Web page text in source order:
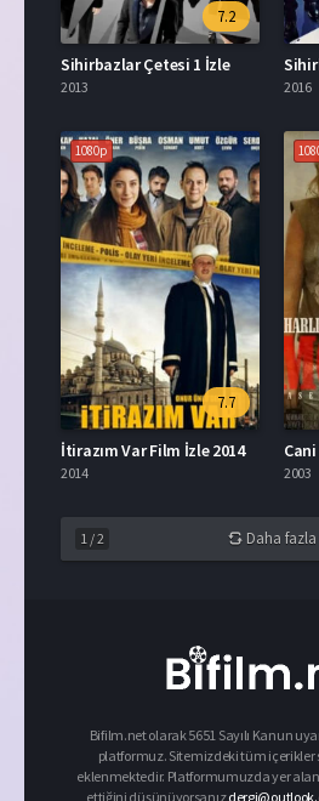
7.2
Sihirbazlar Çetesi 1 İzle
2013 2016
1080p
7.7
İtirazım Var Film İzle 2014
2014 2003
1 /2 Daha
Bifilm.net olarak 5651 Sayılı Kanun
platformuz. Sitemizdeki tüm içerikler
eklenmektedir. Platformumuzda yer
ettiğini düşünüyorsanız